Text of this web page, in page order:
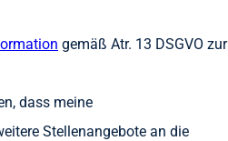
gemäß Atr. 13 DSGVO zur
dass meine
Stellenangebote an die